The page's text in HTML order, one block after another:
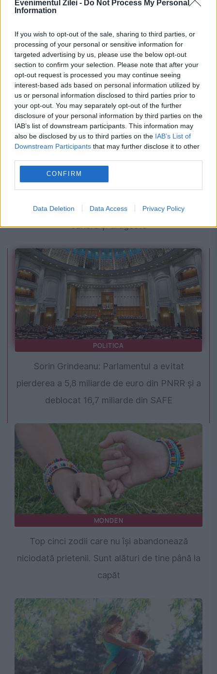
Evenimentul Zilei - Do Not Process My Personal
Information
If you wish to opt-out of the sale, sharing to third parties, or
processing of your personal or sensitive information for
targeted advertising by us, please use the below opt-out
section to confirm your selection. Please note that after your
opt-out request is processed you may continue seeing
interest-based ads based on personal information utilized by
us or personal information disclosed to third parties prior to
your opt-out. You may separately opt-out of the further
disclosure of your personal information by third parties on the
IAB’s list of downstream participants. This information may
also be disclosed by us to third parties on the IAB’s List of
Downstream Participants that may further disclose it to other
CONFIRM
Data Deletion Data Access Privacy Policy
Meghan Markle, acuzată că nu se desprinde
de imaginea regală: Ar trebui să înceteze
această încercare bizară
Patru zodii pentru care lucrurile încep să se
așeze pe 5 august. Vești bune pentru bani,
carieră și dragoste
POLITICA
Sorin Grindeanu: Parlamentul a evitat
pierderea a 5,8 miliarde de euro din PNRR și a
deblocat 16,7 miliarde din SAFE
MONDEN
Top cinci zodii care nu își abandonează
niciodată prietenii. Sunt alături de tine până la
capăt